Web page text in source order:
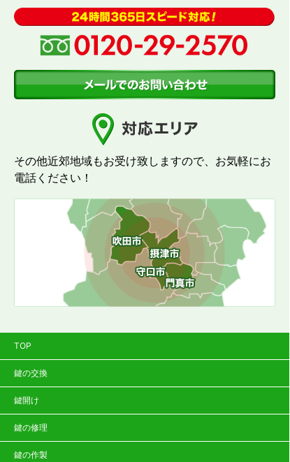
その他近郊地域もお受け致しますので、お気軽にお
電話ください！
TOP
鍵の交換
鍵開け
鍵の修理
鍵の作製